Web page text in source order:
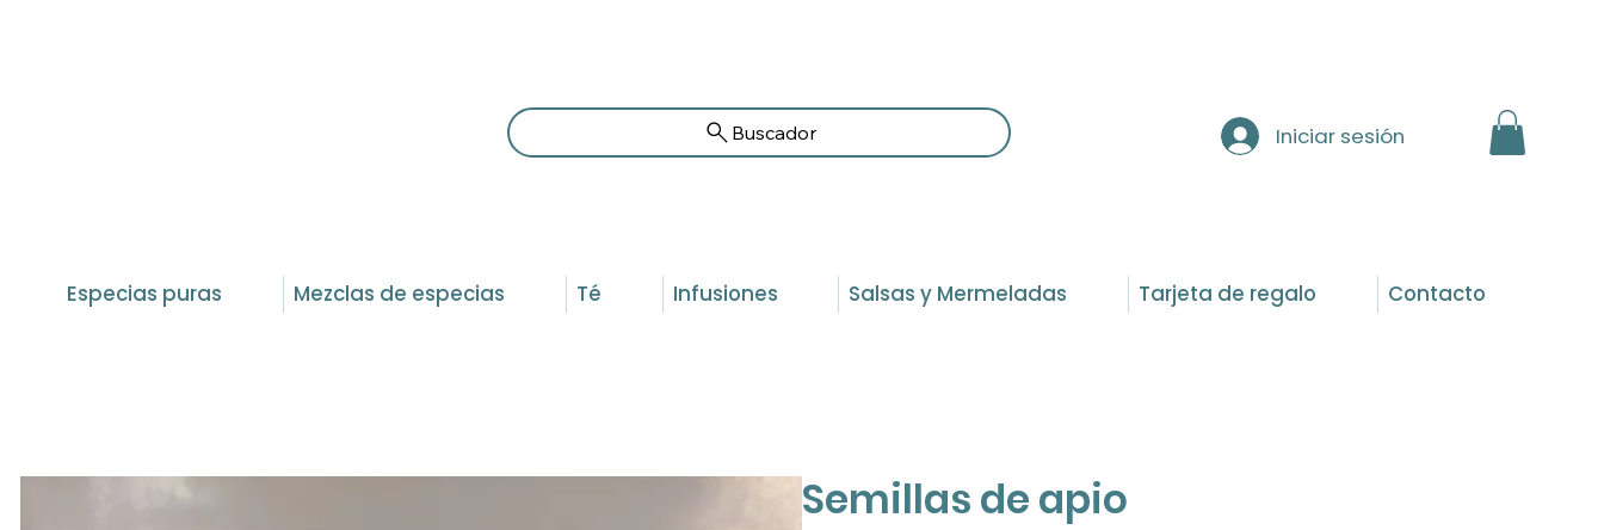
Especias puras Mezclas de especias Té Infusiones Salsas y Mermeladas Tarjeta de regalo Contacto
Buscador Iniciar sesión
Semillas de apio